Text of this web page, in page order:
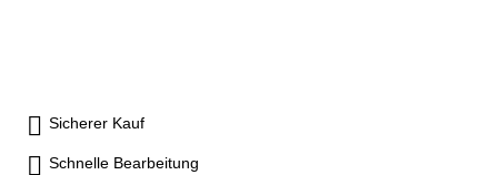
Sicherer Kauf
Schnelle Bearbeitung